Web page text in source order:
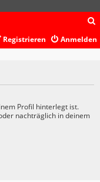
c
Anmelden
Registrieren
Profil hinterlegt ist.
nachträglich in deinem